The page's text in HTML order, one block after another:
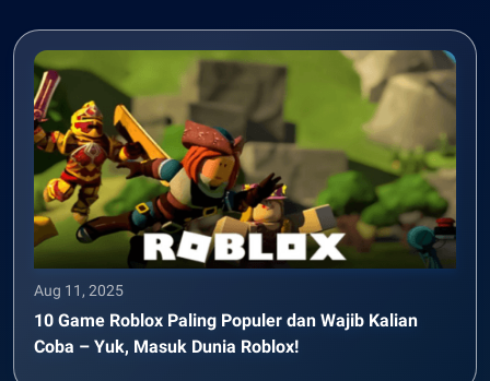
Aug 11, 2025
10 Game Roblox Paling Populer dan Wajib Kalian
Coba – Yuk, Masuk Dunia Roblox!